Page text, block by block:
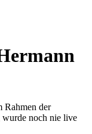
Rahmen der
noch nie live